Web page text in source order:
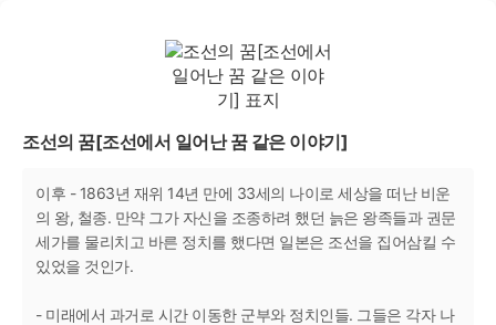
조선의 꿈[조선에서 일어난 꿈 같은 이야기]
이후 - 1863년 재위 14년 만에 33세의 나이로 세상을 떠난 비운
의 왕, 철종. 만약 그가 자신을 조종하려 했던 늙은 왕족들과 권문
세가를 물리치고 바른 정치를 했다면 일본은 조선을 집어삼킬 수
있었을 것인가.
- 미래에서 과거로 시간 이동한 군부와 정치인들. 그들은 각자 나